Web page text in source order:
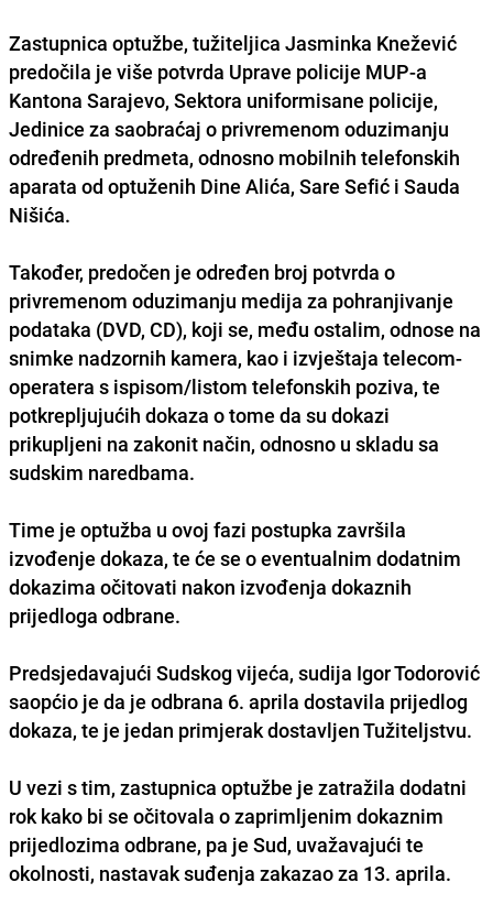
Zastupnica optužbe, tužiteljica Jasminka Knežević
predočila je više potvrda Uprave policije MUP-a
Kantona Sarajevo, Sektora uniformisane policije,
Jedinice za saobraćaj o privremenom oduzimanju
određenih predmeta, odnosno mobilnih telefonskih
aparata od optuženih Dine Alića, Sare Sefić i Sauda
Nišića.
Također, predočen je određen broj potvrda o
privremenom oduzimanju medija za pohranjivanje
podataka (DVD, CD), koji se, među ostalim, odnose na
snimke nadzornih kamera, kao i izvještaja telecom-
operatera s ispisom/listom telefonskih poziva, te
potkrepljujućih dokaza o tome da su dokazi
prikupljeni na zakonit način, odnosno u skladu sa
sudskim naredbama.
Time je optužba u ovoj fazi postupka završila
izvođenje dokaza, te će se o eventualnim dodatnim
dokazima očitovati nakon izvođenja dokaznih
prijedloga odbrane.
Predsjedavajući Sudskog vijeća, sudija Igor Todorović
saopćio je da je odbrana 6. aprila dostavila prijedlog
dokaza, te je jedan primjerak dostavljen Tužiteljstvu.
U vezi s tim, zastupnica optužbe je zatražila dodatni
rok kako bi se očitovala o zaprimljenim dokaznim
prijedlozima odbrane, pa je Sud, uvažavajući te
okolnosti, nastavak suđenja zakazao za 13. aprila.